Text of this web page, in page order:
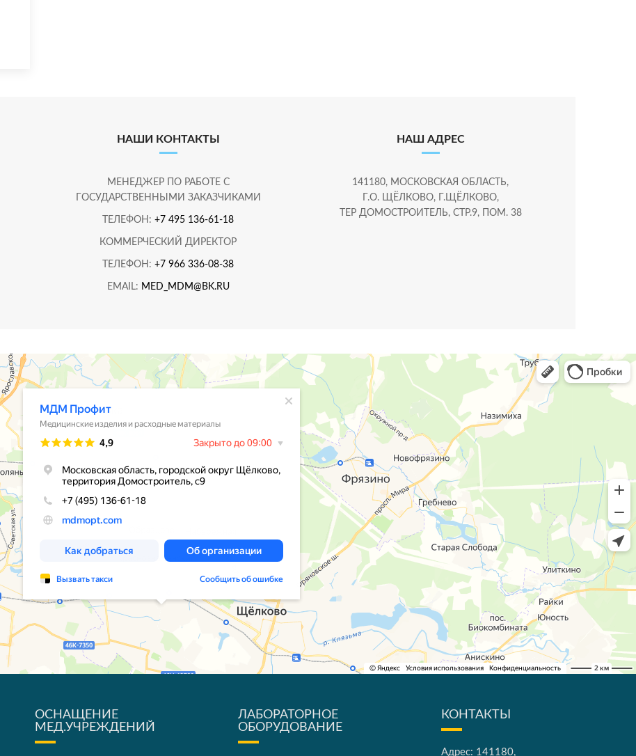
НАШИ КОНТАКТЫ
МЕНЕДЖЕР ПО РАБОТЕ С
ГОСУДАРСТВЕННЫМИ ЗАКАЗЧИКАМИ
ТЕЛЕФОН:+7 495 136-61-18
КОММЕРЧЕСКИЙ ДИРЕКТОР
ТЕЛЕФОН:+7 966 336-08-38
EMAIL: MED_MDM@BK.RU
НАШ АДРЕС
141180, МОСКОВСКАЯ ОБЛАСТЬ,
Г.О. ЩЁЛКОВО, Г.ЩЁЛКОВО,
ТЕР ДОМОСТРОИТЕЛЬ, СТР.9, ПОМ. 38
ОСНАЩЕНИЕ
МЕД.УЧРЕЖДЕНИЙ
ЛАБОРАТОРНОЕ
ОБОРУДОВАНИЕ
КОНТАКТЫ
Адрес: 141180,